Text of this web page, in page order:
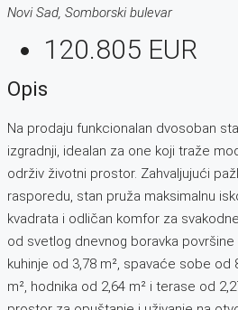
Novi Sad, Somborski bulevar
120.805 EUR
Opis
Na prodaju funkcionalan dvosoban
izgradnji, idealan za one koji traže
održiv životni prostor. Zahvaljujući
rasporedu, stan pruža maksimalnu
kvadrata i odličan komfor za
od svetlog dnevnog boravka površine
kuhinje od 3,78 m², spavaće sobe od
m², hodnika od 2,64 m² i terase od